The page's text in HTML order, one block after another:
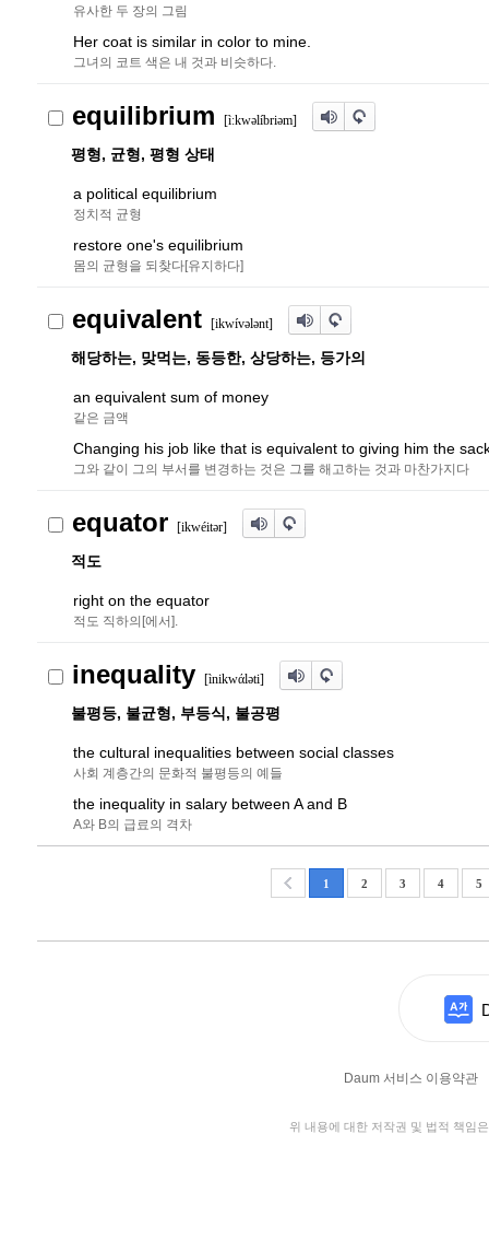
유사한 두 장의 그림
Her coat is similar in color to mine.
그녀의 코트 색은 내 것과 비슷하다.
equilibrium [ìːkwəlíbriəm]
평형, 균형, 평형 상태
a political equilibrium
정치적 균형
restore one's equilibrium
몸의 균형을 되찾다[유지하다]
equivalent [ikwívələnt]
해당하는, 맞먹는, 동등한, 상당하는, 등가의
an equivalent sum of money
같은 금액
Changing his job like that is equivalent to giving him the
그와 같이 그의 부서를 변경하는 것은 그를 해고하는 것과 마찬가지다
equator [ikwéitər]
적도
right on the equator
적도 직하의[에서].
inequality [ìnikwάləti]
불평등, 불균형, 부등식, 불공평
the cultural inequalities between social classes
사회 계층간의 문화적 불평등의 예들
the inequality in salary between A and B
A와 B의 급료의 격차
1 2 3 4 5
Daum 서비스 이용약관
위 내용에 대한 저작권 및 법적 책임